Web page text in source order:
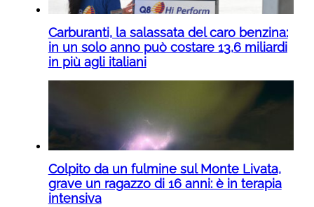
Carburanti, la salassata del caro benzina:
in un solo anno può costare 13,6 miliardi
in più agli italiani
Colpito da un fulmine sul Monte Livata,
grave un ragazzo di 16 anni: è in terapia
intensiva